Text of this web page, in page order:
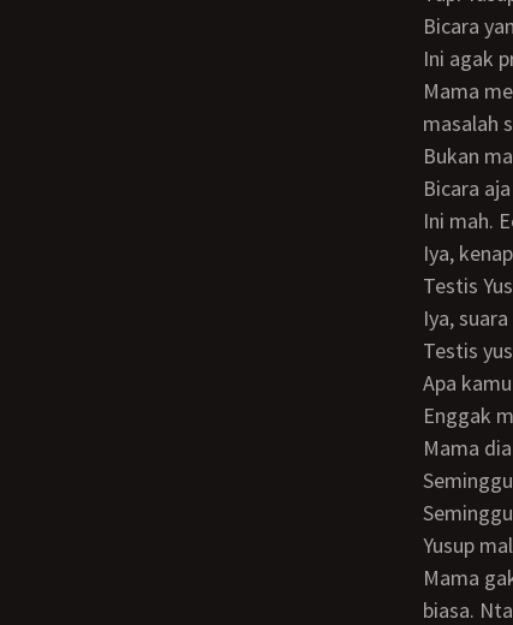
Bicara
Ini agak
Mama menghentikan rajutannya, matanya mulai menatapku serius. Kamu punya
masalah
Bukan
Bicara
Ini mah.
Iya,
Testis
Iya,
Testis
Apa
Enggak
Mama
Yusup
Mama gak tau tentang itu. Tapi lebih baik kita ke dokter. Tapi jangan ke dokter yang
biasa.